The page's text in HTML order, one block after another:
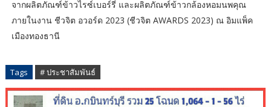
จากผลิตภัณฑ์ข้าวไรซ์เบอร์รี่ และผลิตภัณฑ์ข้าวกล้องหอมนพคุณ
ภายในงาน ชีวจิต อวอร์ด 2023 (ชีวจิต AWARDS 2023) ณ อิมแพ็ค
เมืองทองธานี
Tags # ประชาสัมพันธ์